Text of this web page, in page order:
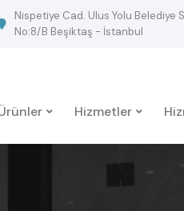
Nispetiye Cad. Ulus Yolu Belediye
No:8/B Beşiktaş - İstanbul
Hizmetler